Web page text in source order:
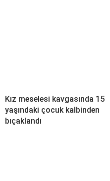
Kız meselesi kavgasında 15
yaşındaki çocuk kalbinden
bıçaklandı